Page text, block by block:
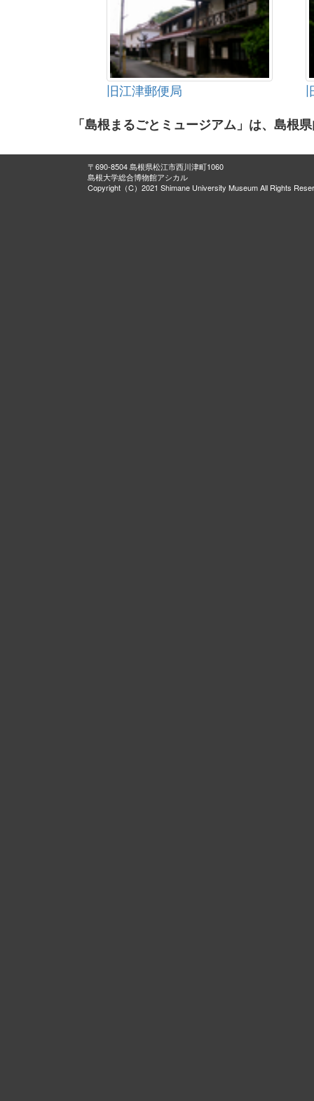
旧江津郵便局
「島根まるごとミュージアム」は、島根
〒690-8504 島根県松江市西川津町1060
島根大学総合博物館アシカル
Copyright（C）2021 Shimane University Museum All Rights